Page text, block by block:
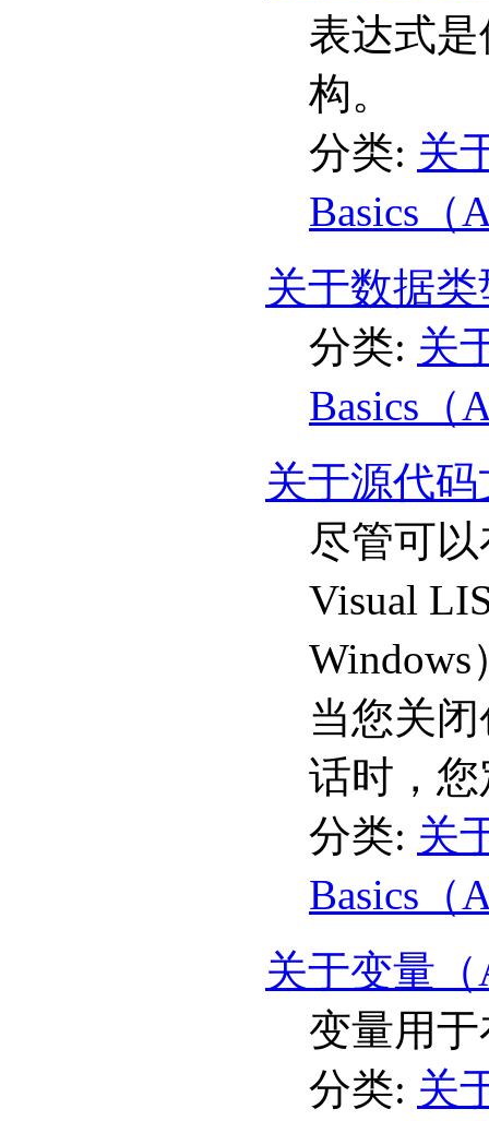
表达式
构。
分类: 关
Basics（
关于数据
分类: 关
Basics（
关于源代
尽管可
Visual
当您关
话时，
分类: 关
Basics（
关于变量
变量用
分类: 关